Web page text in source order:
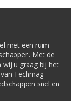
met een ruim
Met de
wij u graag bij het
Techmag
snel en